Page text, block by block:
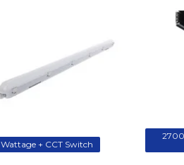
Wattage + CCT Switch